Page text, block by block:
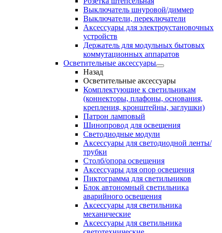
Выключатель шнуровой/диммер
Выключатели, переключатели
Аксессуары для электроустановочных
устройств
Держатель для модульных бытовых
коммутационных аппаратов
Осветительные аксессуары
Назад
Осветительные аксессуары
Комплектующие к светильникам
(коннекторы, плафоны, основания,
крепления, кронштейны, заглушки)
Патрон ламповый
Шинопровод для освещения
Светодиодные модули
Аксессуары для светодиодной ленты/
трубки
Столб/опора освещения
Аксессуары для опор освещения
Пиктограмма для светильников
Блок автономный светильника
аварийного освещения
Аксессуары для светильника
механические
Аксессуары для светильника